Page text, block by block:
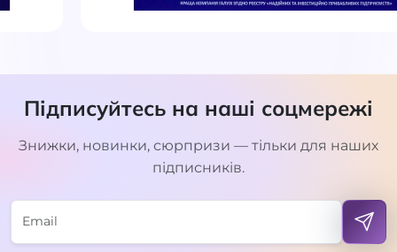
Підписуйтесь на наші соцмережі
Знижки, новинки, сюрпризи — тільки для наших
підписників.